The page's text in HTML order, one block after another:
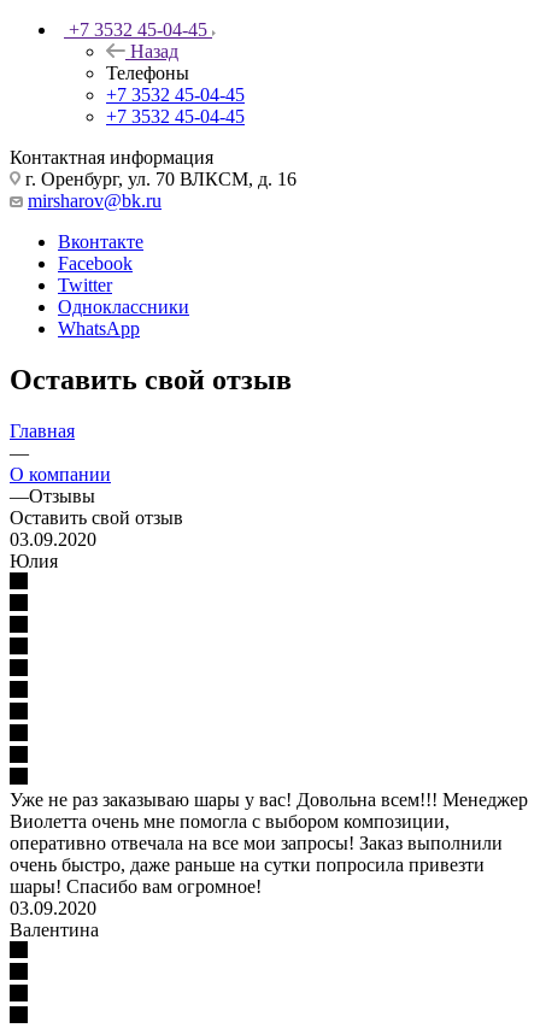
+7 3532 45-04-45
Назад
Телефоны
+7 3532 45-04-45
+7 3532 45-04-45
Контактная информация
г. Оренбург, ул. 70 ВЛКСМ, д. 16
mirsharov@bk.ru
Вконтакте
Facebook
Twitter
Одноклассники
WhatsApp
Оставить свой отзыв
Главная
—
О компании
—Отзывы
Оставить свой отзыв
03.09.2020
Юлия
Уже не раз заказываю шары у вас! Довольна всем!!! Менеджер
Виолетта очень мне помогла с выбором композиции,
оперативно отвечала на все мои запросы! Заказ выполнили
очень быстро, даже раньше на сутки попросила привезти
шары! Спасибо вам огромное!
03.09.2020
Валентина